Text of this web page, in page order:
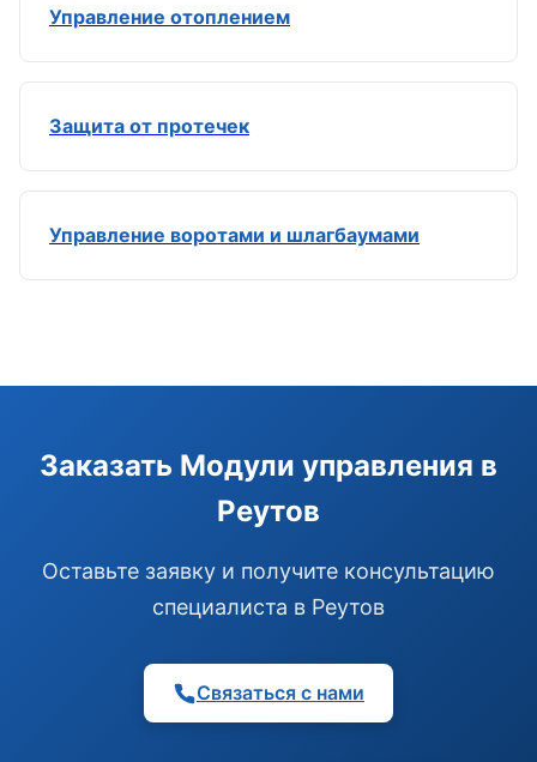
Управление отоплением
Защита от протечек
Управление воротами и шлагбаумами
Заказать Модули управления в
Реутов
Оставьте заявку и получите консультацию
специалиста в Реутов
Связаться с нами
модуль управления или готовый комплект.
Подобрать сигнализацию